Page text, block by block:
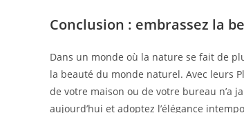
Conclusion : embrassez la
Dans un monde où la nature se fait de
la beauté du monde naturel. Avec leurs
de votre maison ou de votre bureau n’a
aujourd’hui et adoptez l’élégance